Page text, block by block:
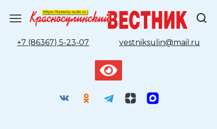
содержанию
+7 (86367) 5-23-07
vestniksulin@mail.ru